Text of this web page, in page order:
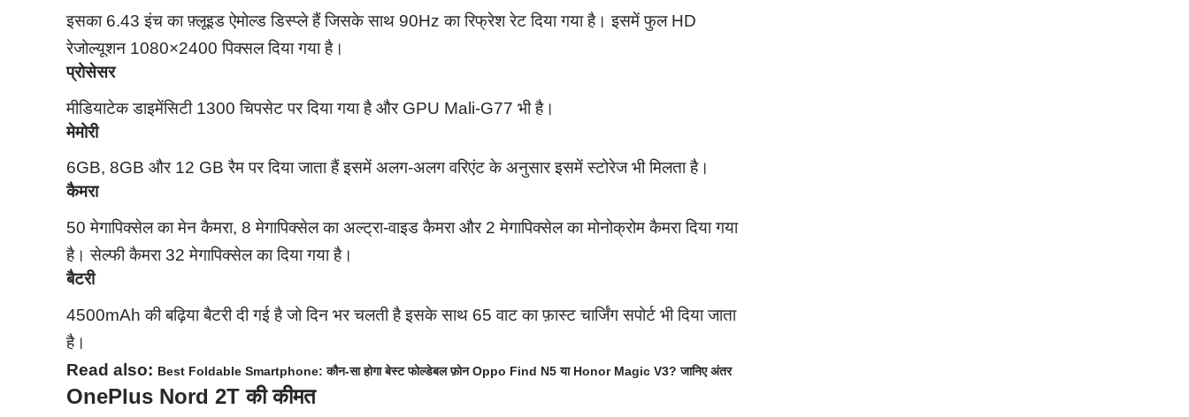
इसका 6.43 इंच का फ़्लूइड ऐमोल्ड डिस्प्ले हैं जिसके साथ 90Hz का रिफ्रेश रेट दिया गया है। इसमें फुल HD
रेजोल्यूशन 1080×2400 पिक्सल दिया गया है।
प्रोसेसर
मीडियाटेक डाइमेंसिटी 1300 चिपसेट पर दिया गया है और GPU Mali-G77 भी है।
मेमोरी
6GB, 8GB और 12 GB रैम पर दिया जाता हैं इसमें अलग-अलग वरिएंट के अनुसार इसमें स्टोरेज भी मिलता है।
कैमरा
50 मेगापिक्सेल का मेन कैमरा, 8 मेगापिक्सेल का अल्ट्रा-वाइड कैमरा और 2 मेगापिक्सेल का मोनोक्रोम कैमरा दिया गया
है। सेल्फी कैमरा 32 मेगापिक्सेल का दिया गया है।
बैटरी
4500mAh की बढ़िया बैटरी दी गई है जो दिन भर चलती है इसके साथ 65 वाट का फ़ास्ट चार्जिंग सपोर्ट भी दिया जाता
है।
Read also: Best Foldable Smartphone: कौन-सा होगा बेस्ट फोल्डेबल फ़ोन Oppo Find N5 या Honor Magic V3? जानिए अंतर
OnePlus Nord 2T की कीमत